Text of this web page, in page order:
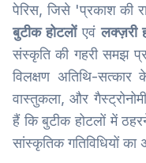
पेरिस, जिसे 'प्रकाश की
बुटीक होटलोंएवंलक्ज़री
संस्कृति की गहरी समझ
विलक्षण अतिथि-
वास्तुकला, और
हैं कि बुटीक होटलों में
सांस्कृतिक गतिविधियों